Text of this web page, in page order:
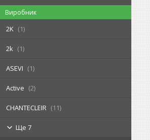
Виробник
2K
1
2k 1
ASEVI 1
Active 2
CHANTECLEIR 11
Ще 7